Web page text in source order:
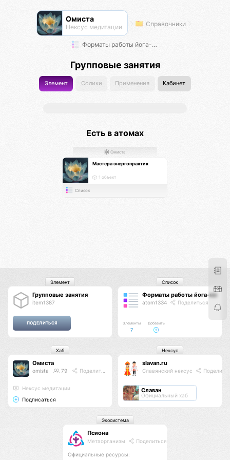
Омиста
Нексус медитации Справочники
Форматы работы йога-мастеров
Групповые занятия
Элемент Солики Применения Кабинет
Есть в атомах
Омиста
Мастера энергопрактик
1 объект
Список
Групповые занятия
item1387
Элемент
Форматы работы йога-
atom1334 Поделиться
Элементы
7
Добавить
Список
Омиста
omista 79 Поделиться
Нексус медитации
Подписаться
Хаб
slavan.ru
Славянский нексус
Славан
Официальный хаб
Нексус
Псиона
Метаорганизм Поделиться
Официальные ресурсы:
Экосистема